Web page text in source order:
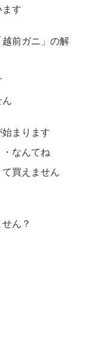
す
前ガニ」の解
まります
なんてね
買えません
ん？